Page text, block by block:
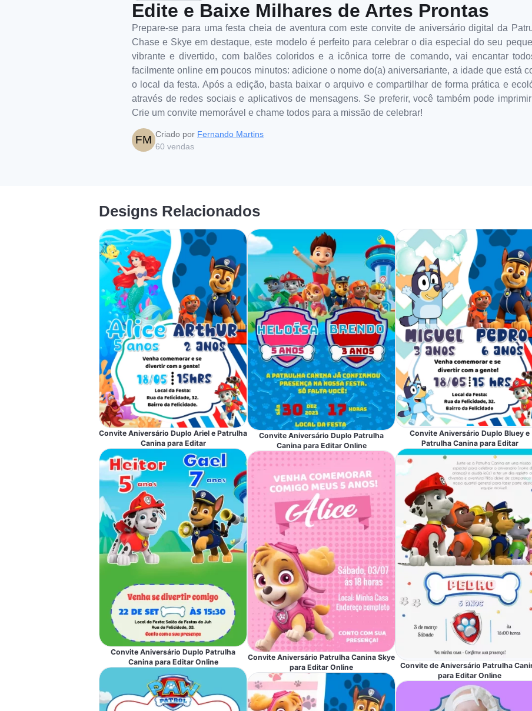
Edite e Baixe Milhares de Artes Prontas
Prepare-se para uma festa cheia de aventura com este convite de aniversário digital da
Chase e Skye em destaque, este modelo é perfeito para celebrar o dia especial do seu
vibrante e divertido, com balões coloridos e a icônica torre de comando, vai encantar
facilmente online em poucos minutos: adicione o nome do(a) aniversariante, a idade que está
o local da festa. Após a edição, basta baixar o arquivo e compartilhar de forma prática e
através de redes sociais e aplicativos de mensagens. Se preferir, você também pode
Crie um convite memorável e chame todos para a missão de celebrar!
FM Criado por Fernando Martins
60 vendas
Designs Relacionados
Convite Aniversário Duplo Ariel e Patrulha
Canina para Editar
Convite Aniversário Duplo Patrulha
Canina para Editar Online
Convite Aniversário Duplo Patrulha
Canina para Editar Online
Convite Aniversário Patrulha Canina Skye
para Editar Online
Convite Aniversário Duplo Bluey e
Patrulha Canina para Editar
Convite de Aniversário Patrulha
para Editar Online